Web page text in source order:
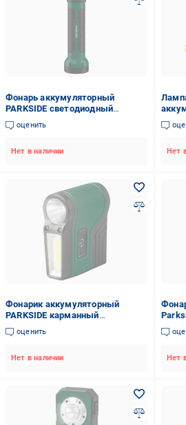
Фонарь аккумуляторный
PARKSIDE светодиодный
трансформер 3в1 Li-Ion 2200mA
3,7 V (9231571)
оценить
Нет в наличии
2000
Нет
Фонарик аккумуляторный
PARKSIDE карманный
светодиодный с датчиком
движения 2в1 (1000001)
оценить
Нет в наличии Нет